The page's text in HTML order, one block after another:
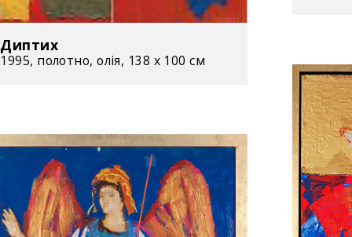
Диптих
1995, полотно, олія, 138 х 100 см